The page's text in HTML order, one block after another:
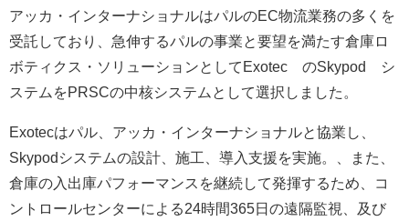
アッカ・インターナショナルはパルのEC物流業務の多くを
受託しており、急伸するパルの事業と要望を満たす倉庫ロ
ボティクス・ソリューションとしてExotec®のSkypod®シ
ステムをPRSCの中核システムとして選択しました。
Exotecはパル、アッカ・インターナショナルと協業し、
Skypodシステムの設計、施工、導入支援を実施。、また、
倉庫の入出庫パフォーマンスを継続して発揮するため、コ
ントロールセンターによる24時間365日の遠隔監視、及び